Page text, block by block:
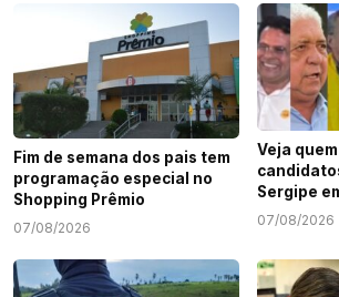
Fim de semana dos pais tem
programação especial no
Shopping Prêmio
07/08/2026
Veja
Sergipe
07/08/2026